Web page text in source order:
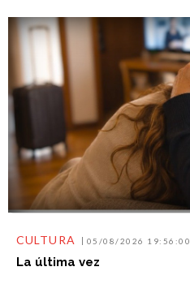
CULTURA 05/08/2026 19:56:00
La última vez